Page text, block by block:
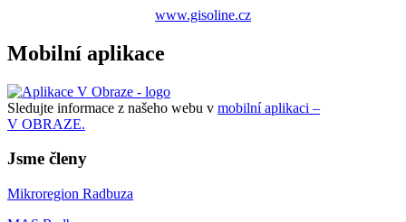
www.gisoline.cz
Mobilní aplikace
Sledujte informace z našeho webu v mobilní aplikaci –
V OBRAZE.
Jsme členy
Mikroregion Radbuza